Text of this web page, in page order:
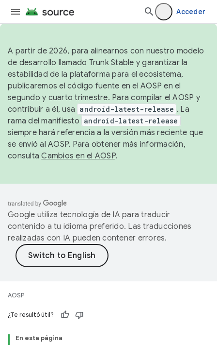
Acceder
A partir de 2026, para alinearnos con nuestro modelo
de desarrollo llamado Trunk Stable y garantizar la
estabilidad de la plataforma para el ecosistema,
publicaremos el código fuente en el AOSP en el
segundo y cuarto trimestre. Para compilar el AOSP y
contribuir a él, usa android-latest-release . La
rama del manifiesto android-latest-release
siempre hará referencia a la versión más reciente que
se envió al AOSP. Para obtener más información,
consultaCambios en el AOSP.
Google utiliza tecnología de IA para traducir
contenido a tu idioma preferido. Las traducciones
realizadas con IA pueden contener errores.
AOSP
¿Te resultó útil?
En esta página